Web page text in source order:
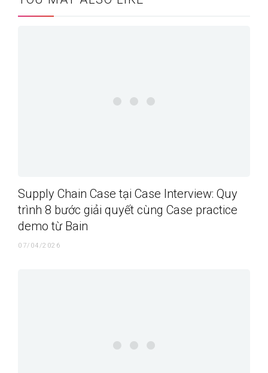
Supply Chain Case tại Case Interview: Quy
trình 8 bước giải quyết cùng Case practice
demo từ Bain
07/04/2026